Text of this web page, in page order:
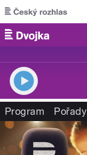
Přejít k hlavnímu obsahu
Program Pořady